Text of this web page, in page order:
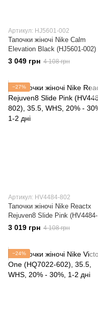
Артикул: HJ5601-002
Тапочки жіночі Nike Calm
Elevation Black (HJ5601-002)
3 049 грн 4 108 грн
−27%
Артикул: HV4484-802
Тапочки жіночі Nike Reactx
Rejuven8 Slide Pink (HV4484-
802)
3 019 грн 4 108 грн
−24%